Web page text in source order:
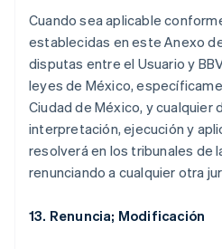
Cuando sea aplicable
establecidas en este Anexo
disputas entre el Usuario y
leyes de México,
Ciudad de México, y cualquier
interpretación, ejecución y
resolverá en los tribunales de
renunciando a cualquier otra
13. Renuncia; Modificación
English
Austria
DeutschEnglish
Belgio
Brasile
PortuguêsEnglish
Bulgaria
English
Cina continentale